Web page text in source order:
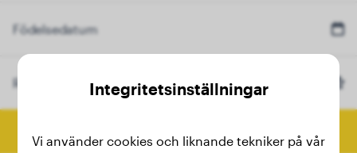
Födelsedatum
Ras Strävhårig Vorsteh
Integritetsinställningar
Vi använder cookies och liknande tekniker på vår